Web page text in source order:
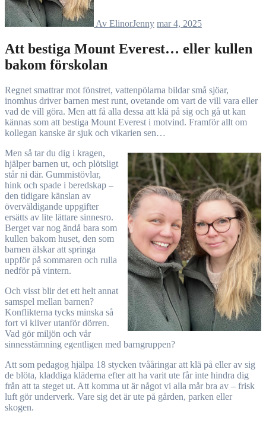
Av ElinorJenny mar 4, 2025
Att bestiga Mount Everest… eller kullen
bakom förskolan
Regnet smattrar mot fönstret, vattenpölarna bildar små sjöar,
inomhus driver barnen mest runt, ovetande om vart de vill vara eller
vad de vill göra. Men att få alla dessa att klä på sig och gå ut kan
kännas som att bestiga Mount Everest i motvind. Framför allt om
kollegan kanske är sjuk och vikarien sen…
Men så tar du dig i kragen,
hjälper barnen ut, och plötsligt
står ni där. Gummistövlar,
hink och spade i beredskap –
den tidigare känslan av
överväldigande uppgifter
ersätts av lite lättare sinnesro.
Berget var nog ändå bara som
kullen bakom huset, den som
barnen älskar att springa
uppför på sommaren och rulla
nedför på vintern.
Och visst blir det ett helt annat
samspel mellan barnen?
Konflikterna tycks minska så
fort vi kliver utanför dörren.
Vad gör miljön och vår
sinnesstämning egentligen med barngruppen?
Att som pedagog hjälpa 18 stycken tvååringar att klä på eller av sig
de blöta, kladdiga kläderna efter att ha varit ute får inte hindra dig
från att ta steget ut. Att komma ut är något vi alla mår bra av – frisk
luft gör underverk. Vare sig det är ute på gården, parken eller
skogen.